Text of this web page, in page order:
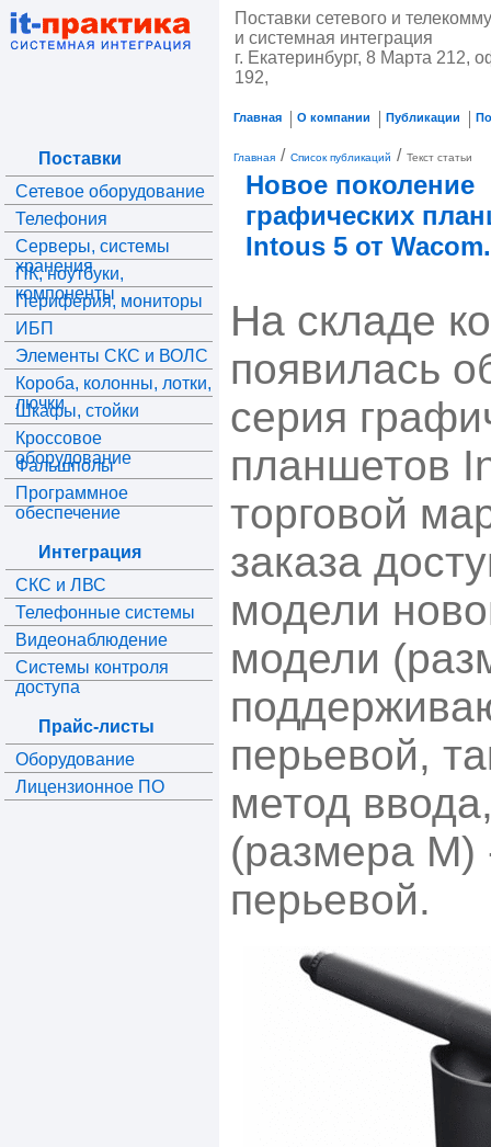
Поставки сетевого и
и системная интеграция
г. Екатеринбург, 8 Марта 212,
192,
Главная О компании Публикации
Поставки
Сетевое оборудование
Телефония
Серверы, системы
хранения
ПК, ноутбуки,
компоненты
Периферия, мониторы
ИБП
Элементы СКС и ВОЛС
Короба, колонны, лотки,
лючки
Шкафы, стойки
Кроссовое
оборудование
Фальшполы
Программное
обеспечение
Интеграция
СКС и ЛВС
Телефонные системы
Видеонаблюдение
Системы контроля
доступа
Прайс-листы
Оборудование
Лицензионное ПО
Главная / Список публикаций / Текст статьи
Новое поколение
графических
Intous 5 от Wacom.
На складе
появилась
серия
планшетов
торговой
заказа
модели
модели
перьевой,
метод
(размера M)
перьевой.